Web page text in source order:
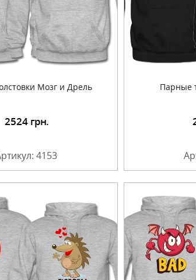
Мозг и Дрель
2524 грн.
4153
Парные
Подробнее